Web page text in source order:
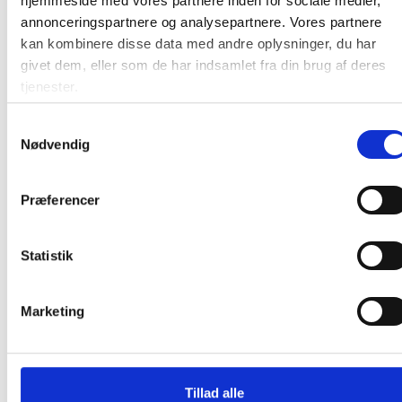
annonceringspartnere og analysepartnere. Vores partnere
kan kombinere disse data med andre oplysninger, du har
givet dem, eller som de har indsamlet fra din brug af deres
tjenester.
Nødvendig
Præferencer
Statistik
Marketing
Tillad alle
Produktdatablad
Gratis fragt
Durable affaldsbeholder durasort® 55 liter